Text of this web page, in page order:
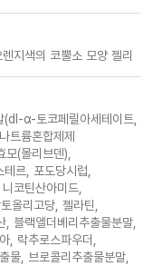
지색의 코뿔소 모양 젤리
α-토코페릴아세테이트,
트륨혼합제제
(몰리브덴),
르, 포도당시럽,
코틴산아미드,
올리고당, 젤라틴,
블랙엘더베리추출물분말,
, 락추로스파우더,
물, 브로콜리추출물분말,